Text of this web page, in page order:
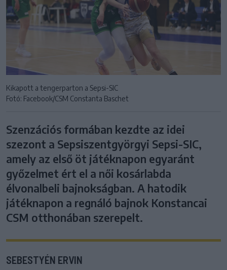
Kikapott a tengerparton a Sepsi-SIC
Fotó: Facebook/CSM Constanta Baschet
Szenzációs formában kezdte az idei
szezont a Sepsiszentgyörgyi Sepsi-SIC,
amely az első öt játéknapon egyaránt
győzelmet ért el a női kosárlabda
élvonalbeli bajnokságban. A hatodik
játéknapon a regnáló bajnok Konstancai
CSM otthonában szerepelt.
SEBESTYÉN ERVIN